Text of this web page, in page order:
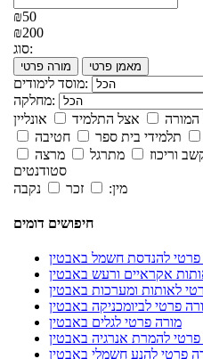
₪50
₪200
סוג:
מורה פרטי מאמן פרטי
מוסד לימודים:
מחלקה:
המורה אצל התלמיד
אונליין
תלמידי בית ספר
חטיבה
וריכוז מתרגל
מרצה
סטודנטים
מין:
זכר נקבה
חיפושים דומים
פרטי להנדסת חשמל באבטין
אקראיים ורעש באבטין
לאותות ומערכות באבטין
פרטי לביומכניקה באבטין
מורה פרטי לגלים באבטין
להמרת אנרגיה באבטין
פרטי להנע חשמלי באבטין